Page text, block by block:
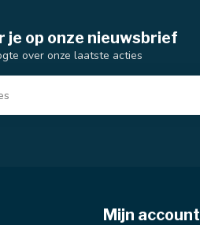
je op onze nieuwsbrief
over onze laatste acties
Mijn account